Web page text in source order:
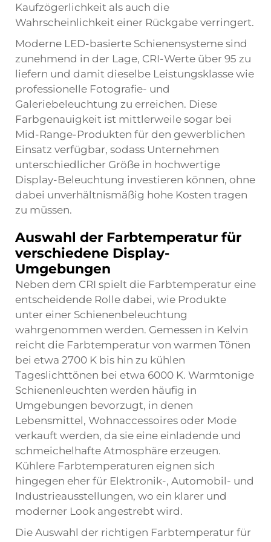
Kaufzögerlichkeit als auch die
Wahrscheinlichkeit einer Rückgabe verringert.
Moderne LED-basierte Schienensysteme sind
zunehmend in der Lage, CRI-Werte über 95 zu
liefern und damit dieselbe Leistungsklasse wie
professionelle Fotografie- und
Galeriebeleuchtung zu erreichen. Diese
Farbgenauigkeit ist mittlerweile sogar bei
Mid-Range-Produkten für den gewerblichen
Einsatz verfügbar, sodass Unternehmen
unterschiedlicher Größe in hochwertige
Display-Beleuchtung investieren können, ohne
dabei unverhältnismäßig hohe Kosten tragen
zu müssen.
Auswahl der Farbtemperatur für
verschiedene Display-
Umgebungen
Neben dem CRI spielt die Farbtemperatur eine
entscheidende Rolle dabei, wie Produkte
unter einer Schienenbeleuchtung
wahrgenommen werden. Gemessen in Kelvin
reicht die Farbtemperatur von warmen Tönen
bei etwa 2700 K bis hin zu kühlen
Tageslichttönen bei etwa 6000 K. Warmtonige
Schienenleuchten werden häufig in
Umgebungen bevorzugt, in denen
Lebensmittel, Wohnaccessoires oder Mode
verkauft werden, da sie eine einladende und
schmeichelhafte Atmosphäre erzeugen.
Kühlere Farbtemperaturen eignen sich
hingegen eher für Elektronik-, Automobil- und
Industrieausstellungen, wo ein klarer und
moderner Look angestrebt wird.
Die Auswahl der richtigen Farbtemperatur für